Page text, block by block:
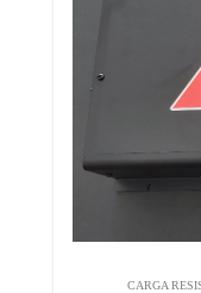
CARGA